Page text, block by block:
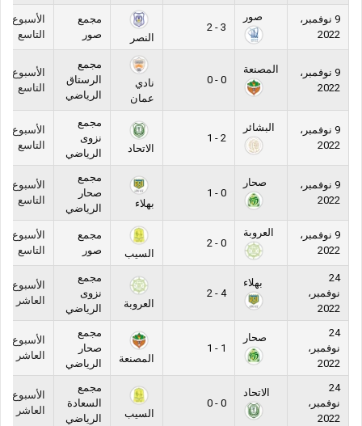
9 نوفمبر،
2022
صور
3 - 2
النصر
مجمع
صور
الأسبوع
التاسع
9 نوفمبر،
2022
المصنعة
0 - 0
نادي
عمان
مجمع
الرستاق
الرياضي
الأسبوع
التاسع
9 نوفمبر،
2022
البشائر
2 - 1
الاتحاد
مجمع
نزوى
الرياضي
الأسبوع
التاسع
9 نوفمبر،
2022
صحار
0 - 1
بهلاء
مجمع
صحار
الرياضي
الأسبوع
التاسع
9 نوفمبر،
2022
العروبة
0 - 2
السيب
مجمع
صور
الأسبوع
التاسع
24
نوفمبر،
2022
بهلاء
4 - 2
العروبة
مجمع
نزوى
الرياضي
الأسبوع
العاشر
24
نوفمبر،
2022
صحار
1 - 1
المصنعة
مجمع
صحار
الرياضي
الأسبوع
العاشر
24
نوفمبر،
2022
الاتحاد
0 - 0
السيب
مجمع
السعادة
الرياضي
الأسبوع
العاشر